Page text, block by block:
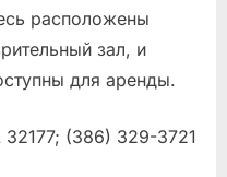
расположены
зал, и
для аренды.
(386) 329-3721